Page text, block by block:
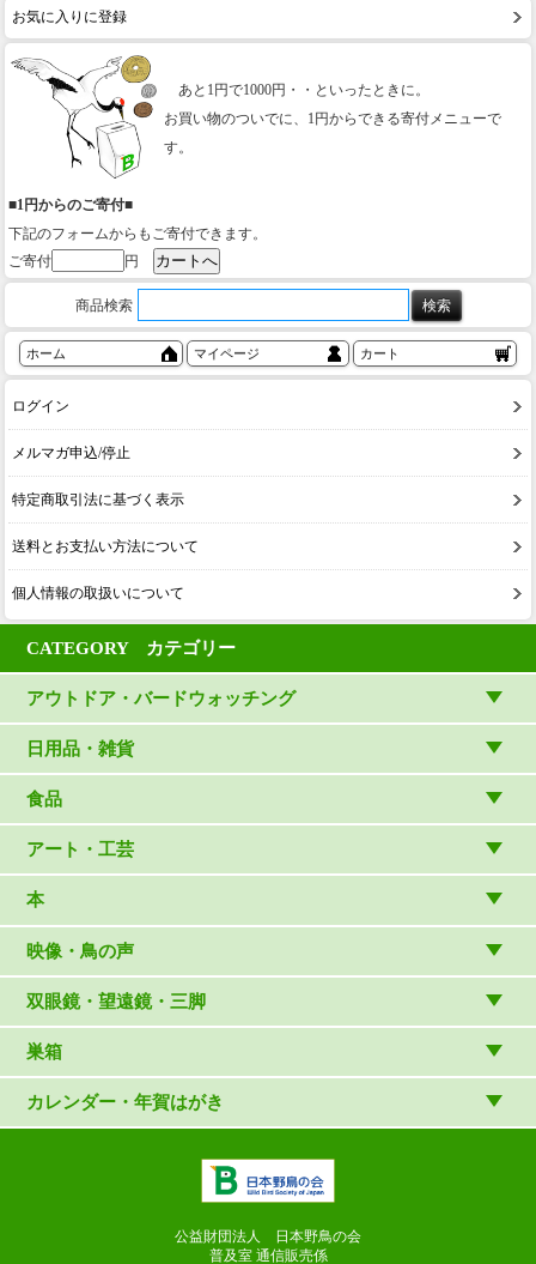
お気に入りに登録
あと1円で1000円・・といったときに。
お買い物のついでに、1円からできる寄付メニューで
す。
■1円からのご寄付■
下記のフォームからもご寄付できます。
ご寄付
円
商品検索
ホーム マイページ カート
ログイン
メルマガ申込/停止
特定商取引法に基づく表示
送料とお支払い方法について
個人情報の取扱いについて
CATEGORY カテゴリー
アウトドア・バードウォッチング
アウトドアウェア
アウトドア雑貨
バードウォッチング用品
日用品・雑貨
リビング・キッチン・ファッション
ゲーム・ホビー・文具
食品
食品
アート・工芸
雑貨（村上康成）
マスコット・ブローチほか
本
図鑑
読み物
写真集・ガイドブック・絵本
日本野鳥の会連携団体の出版物
論文集（ストリクス）
映像・鳥の声
CD
DVD・ブルーレイ・ビデオ
鳴き声タッチペンなど
双眼鏡・望遠鏡・三脚
スターターセット
双眼鏡
巣箱
巣箱など
カレンダー・年賀はがき
公益財団法人 日本野鳥の会
普及室 通信販売係